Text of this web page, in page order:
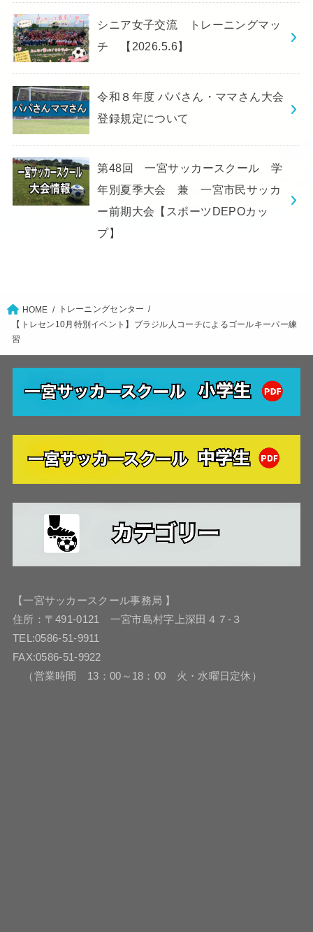
シニア女子交流 トレーニングマッ
チ 【2026.5.6】
令和８年度 パパさん・ママさん大会
登録規定について
第48回 一宮サッカースクール 学
年別夏季大会 兼 一宮市民サッカ
ー前期大会【スポーツDEPOカッ
プ】
HOME
トレーニングセンター
【トレセン10月特別イベント】ブラジル人コーチによるゴールキーパー練
習
【一宮サッカースクール事務局 】
住所：〒491-0121 一宮市島村字上深田４７-３
TEL:0586-51-9911
FAX:0586-51-9922
（営業時間 13：00～18：00 火・水曜日定休）